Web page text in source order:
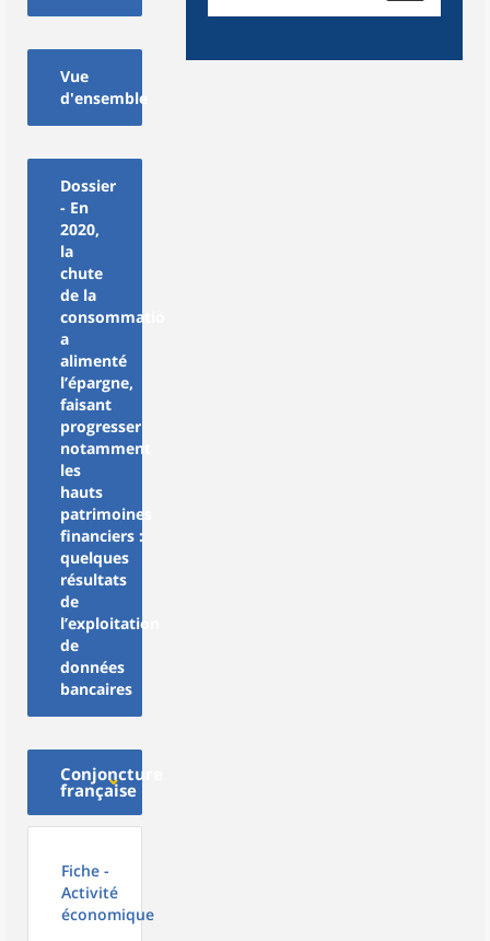
Vue
d'ensemble
Dossier
- En
2020,
la
chute
de la
consommation
a
alimenté
l’épargne,
faisant
progresser
notamment
les
hauts
patrimoines
financiers :
quelques
résultats
de
l’exploitation
de
données
bancaires
Conjoncture
française
Fiche -
Activité
économique